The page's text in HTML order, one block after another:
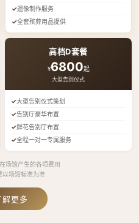
遗像制作服务
全套殡葬用品提供
高档D套餐
¥6800起
大型告别仪式
大型告别仪式策划
告别厅豪华布置
鲜花告别厅布置
全程一对一专属服务
场馆产生的各项费用
以场馆标准为准
更多